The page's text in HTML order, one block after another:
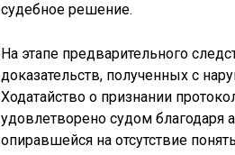
судебное решение.
На этапе предварительного
доказательств, полученных с
Ходатайство о признании
удовлетворено судом благодаря
опиравшейся на отсутствие